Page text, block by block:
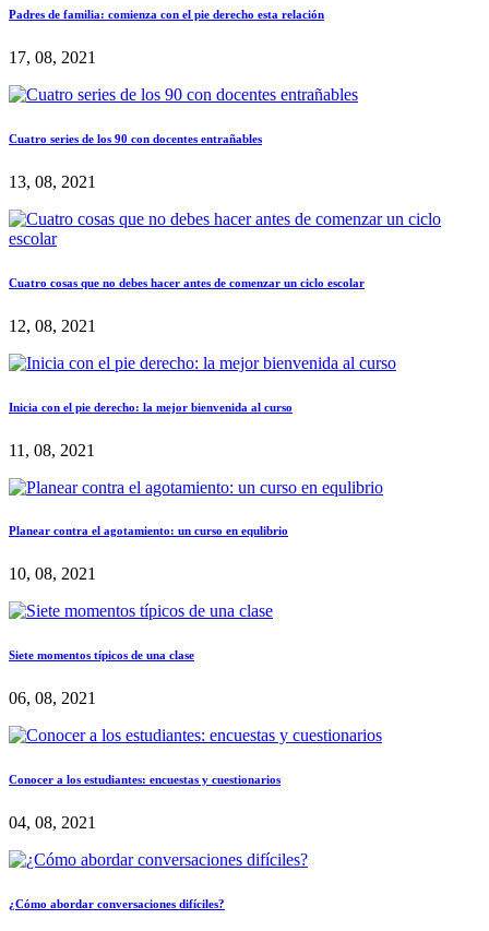
Padres de familia: comienza con el pie derecho esta relación
17, 08, 2021
Cuatro series de los 90 con docentes entrañables
13, 08, 2021
Cuatro cosas que no debes hacer antes de comenzar un ciclo escolar
12, 08, 2021
Inicia con el pie derecho: la mejor bienvenida al curso
11, 08, 2021
Planear contra el agotamiento: un curso en equlibrio
10, 08, 2021
Siete momentos típicos de una clase
06, 08, 2021
Conocer a los estudiantes: encuestas y cuestionarios
04, 08, 2021
¿Cómo abordar conversaciones difíciles?